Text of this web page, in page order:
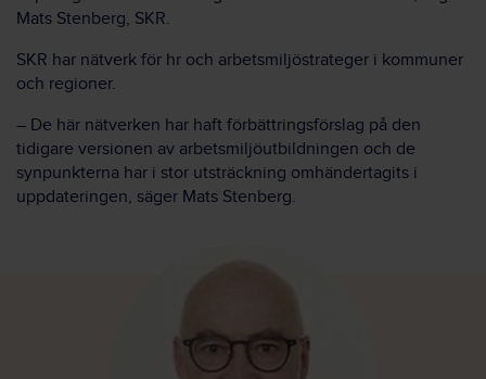
Mats Stenberg, SKR.
SKR har nätverk för hr och arbetsmiljöstrateger i kommuner
och regioner.
– De här nätverken har haft förbättringsförslag på den
tidigare versionen av arbetsmiljöutbildningen och de
synpunkterna har i stor utsträckning omhändertagits i
uppdateringen, säger Mats Stenberg.